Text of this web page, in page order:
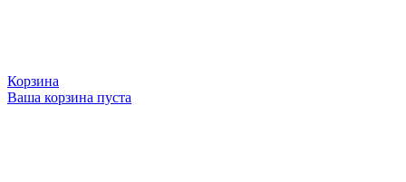
Корзина
Ваша корзина пуста